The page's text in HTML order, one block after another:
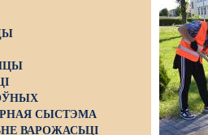
СЫСТЭМА
ВАРОЖАСЬЦІ